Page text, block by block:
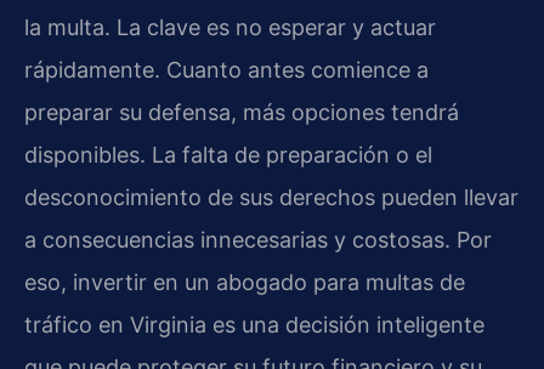
la multa. La clave es no esperar y actuar
rápidamente. Cuanto antes comience a
preparar su defensa, más opciones tendrá
disponibles. La falta de preparación o el
desconocimiento de sus derechos pueden llevar
a consecuencias innecesarias y costosas. Por
eso, invertir en un abogado para multas de
tráfico en Virginia es una decisión inteligente